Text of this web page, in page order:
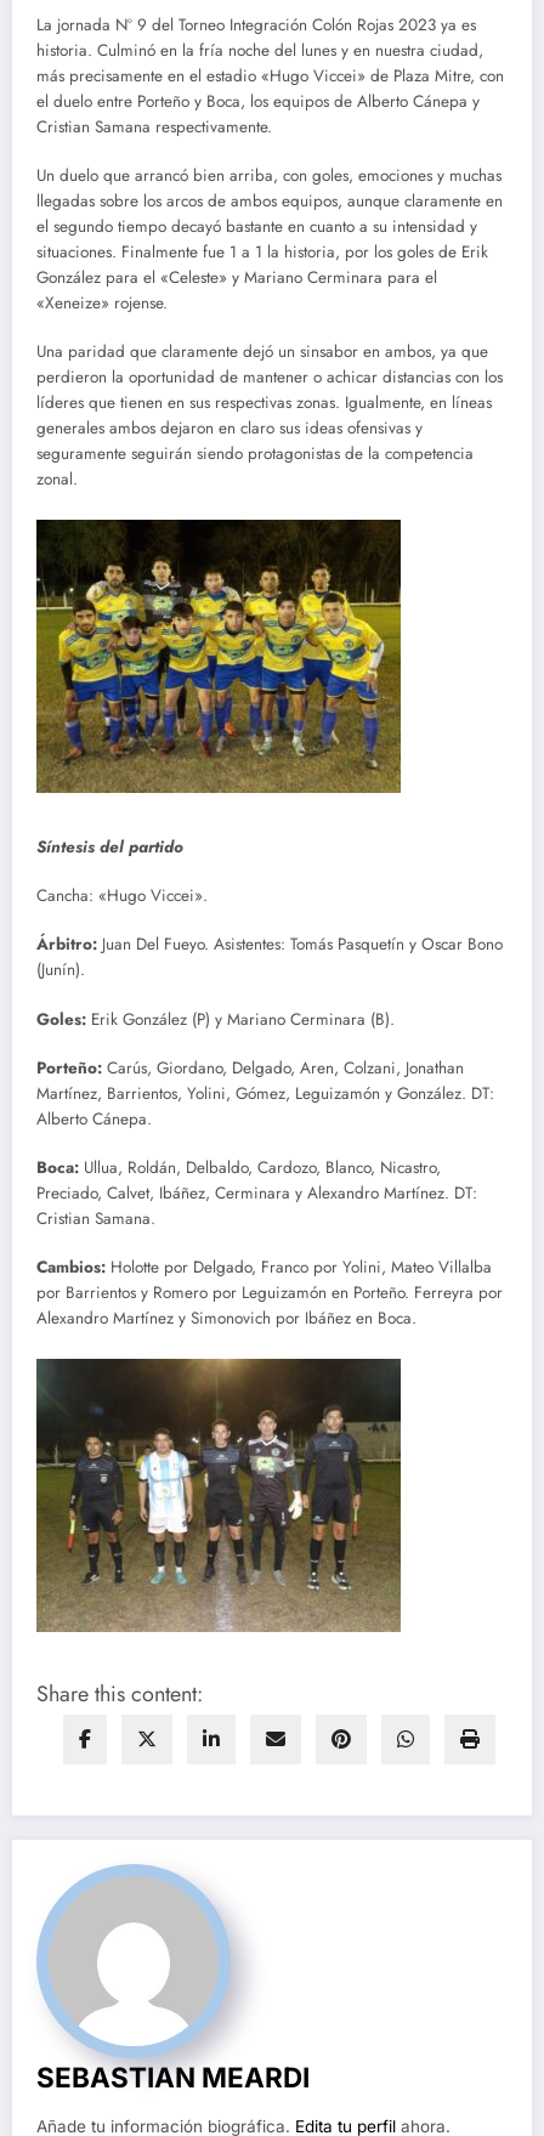
La jornada Nº 9 del Torneo Integración Colón Rojas 2023 ya es
historia. Culminó en la fría noche del lunes y en nuestra ciudad,
más precisamente en el estadio «Hugo Viccei» de Plaza Mitre, con
el duelo entre Porteño y Boca, los equipos de Alberto Cánepa y
Cristian Samana respectivamente.
Un duelo que arrancó bien arriba, con goles, emociones y muchas
llegadas sobre los arcos de ambos equipos, aunque claramente en
el segundo tiempo decayó bastante en cuanto a su intensidad y
situaciones. Finalmente fue 1 a 1 la historia, por los goles de Erik
González para el «Celeste» y Mariano Cerminara para el
«Xeneize» rojense.
Una paridad que claramente dejó un sinsabor en ambos, ya que
perdieron la oportunidad de mantener o achicar distancias con los
líderes que tienen en sus respectivas zonas. Igualmente, en líneas
generales ambos dejaron en claro sus ideas ofensivas y
seguramente seguirán siendo protagonistas de la competencia
zonal.
Síntesis del partido
Cancha: «Hugo Viccei».
Árbitro: Juan Del Fueyo. Asistentes: Tomás Pasquetín y Oscar Bono
(Junín).
Goles: Erik González (P) y Mariano Cerminara (B).
Porteño: Carús, Giordano, Delgado, Aren, Colzani, Jonathan
Martínez, Barrientos, Yolini, Gómez, Leguizamón y González. DT:
Alberto Cánepa.
Boca: Ullua, Roldán, Delbaldo, Cardozo, Blanco, Nicastro,
Preciado, Calvet, Ibáñez, Cerminara y Alexandro Martínez. DT:
Cristian Samana.
Cambios: Holotte por Delgado, Franco por Yolini, Mateo Villalba
por Barrientos y Romero por Leguizamón en Porteño. Ferreyra por
Alexandro Martínez y Simonovich por Ibáñez en Boca.
Share this content:
SEBASTIAN MEARDI
Añade tu información biográfica. Edita tu perfil ahora.